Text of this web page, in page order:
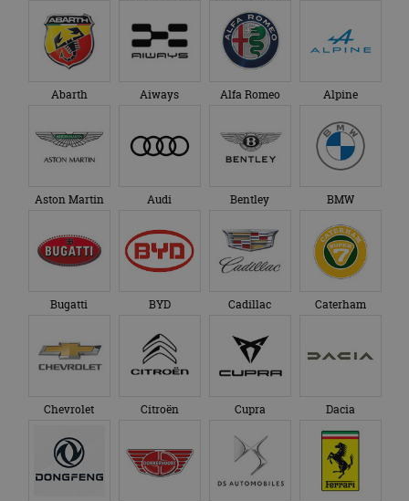
Abarth Aiways Alfa Romeo Alpine
Aston Martin Audi Bentley BMW
Bugatti BYD Cadillac Caterham
Chevrolet Citroën Cupra Dacia